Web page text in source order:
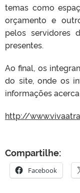
temas como
orçamento e
pelos servidores
presentes.
Ao final, os
do site, onde os
informações
http://
Compartilhe:
Facebook